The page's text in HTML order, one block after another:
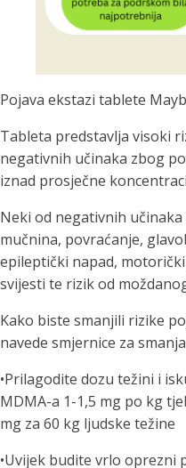
Pojava ekstazi tablete
Tableta predstavlja visoki
negativnih učinaka zbog
iznad prosječne
Neki od negativnih
mučnina, povraćanje,
epileptički napad,
svijesti te rizik od
Kako biste smanjili rizike
navede smjernice za
•Prilagodite dozu težini i
MDMA-a 1-1,5 mg po kg
mg za 60 kg ljudske težine
•Uvijek budite vrlo oprezni